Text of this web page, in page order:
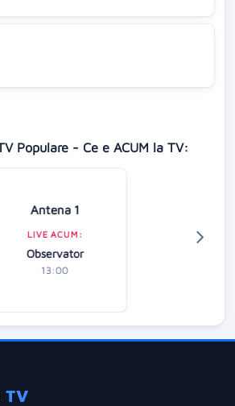
Populare - Ce e ACUM la TV:
Antena 1
LIVE ACUM:
Observator
13:00
TV